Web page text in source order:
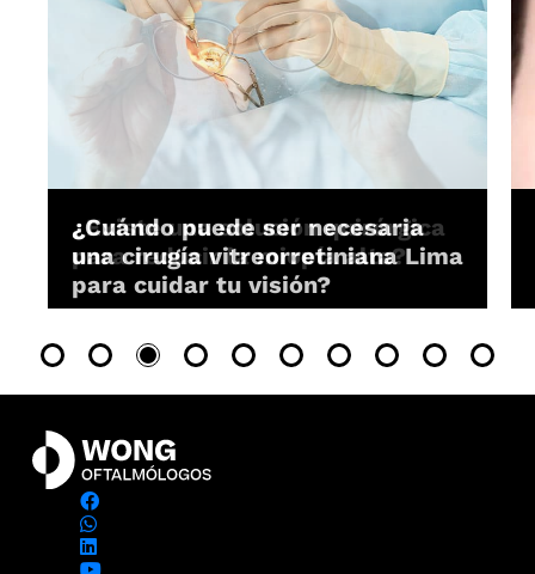
¿Existe una solución quirúrgica
para reducir la miopía alta?
¿Cuándo puede ser necesaria
una cirugía vitreorretiniana Lima
para cuidar tu visión?